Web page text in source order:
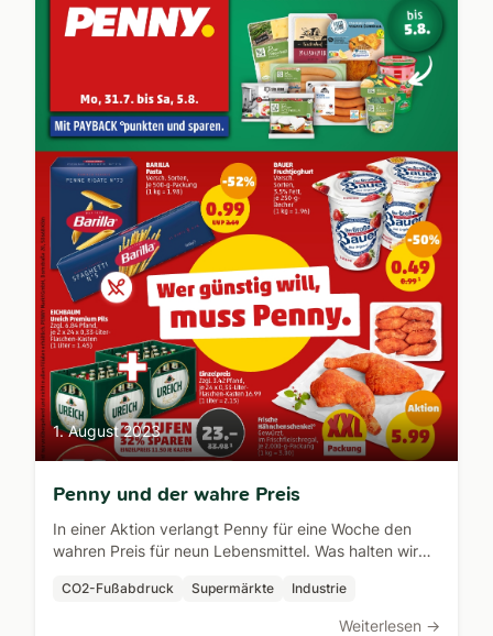
1. August 2023
Penny und der wahre Preis
In einer Aktion verlangt Penny für eine Woche den
wahren Preis für neun Lebensmittel. Was halten wir
CO2-Fußabdruck Supermärkte Industrie
Weiterlesen →